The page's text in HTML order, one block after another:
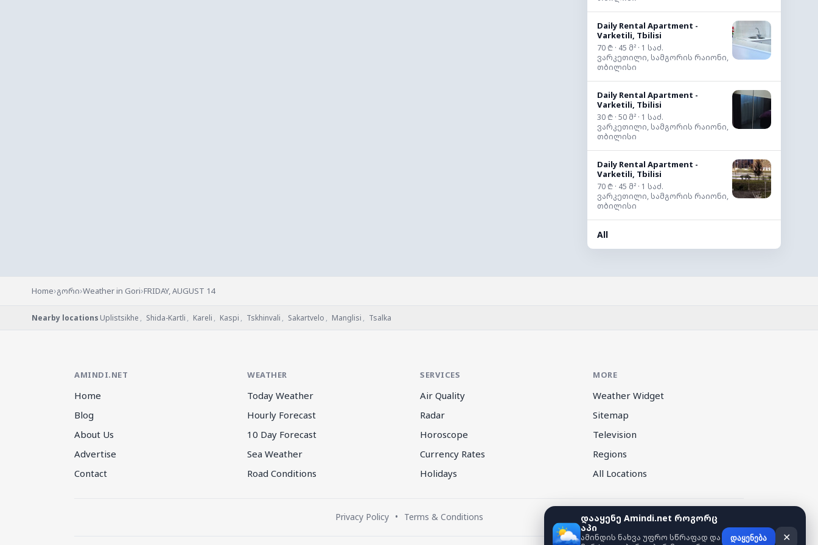
Daily Rental Apartment -
Varketili, Tbilisi
70 ₾ · 45 მ² · 1 საძ.
ვარკეთილი, სამგორის რაიონი,
თბილისი
Daily Rental Apartment -
Varketili, Tbilisi
30 ₾ · 50 მ² · 1 საძ.
ვარკეთილი, სამგორის რაიონი,
თბილისი
Daily Rental Apartment -
Varketili, Tbilisi
70 ₾ · 45 მ² · 1 საძ.
ვარკეთილი, სამგორის რაიონი,
თბილისი
All
Home›გორი›Weather in Gori›FRIDAY, AUGUST 14
Nearby locations Uplistsikhe , Shida-Kartli , Kareli , Kaspi , Tskhinvali , Sakartvelo , Manglisi , Tsalka
AMINDI.NET
Home
Blog
About Us
Advertise
Contact
WEATHER
Today Weather
Hourly Forecast
10 Day Forecast
Sea Weather
Road Conditions
SERVICES
Air Quality
Radar
Horoscope
Currency Rates
Holidays
MORE
Weather Widget
Sitemap
Television
Regions
All Locations
Privacy Policy • Terms & Conditions
დააყენე Amindi.net როგორც
აპი
ამინდის ნახვა უფრო სწრაფად და
დაყენება ✕